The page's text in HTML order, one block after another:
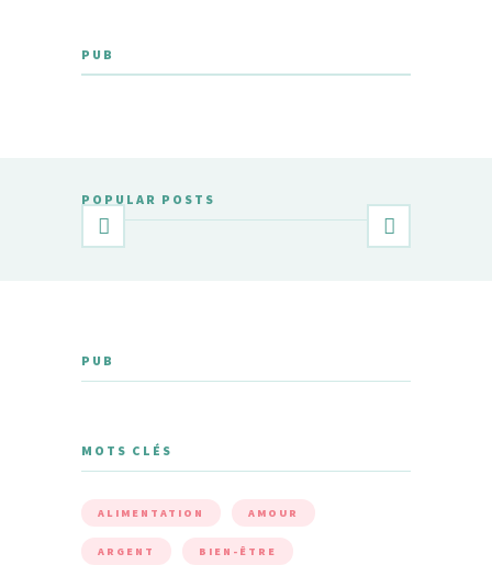
PUB
POPULAR POSTS
PUB
MOTS CLÉS
ALIMENTATION AMOUR
ARGENT BIEN-ÊTRE